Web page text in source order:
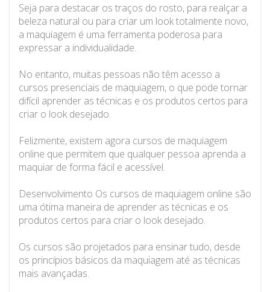
Seja para destacar os traços do rosto, para realçar a
beleza natural ou para criar um look totalmente novo,
a maquiagem é uma ferramenta poderosa para
expressar a individualidade.
No entanto, muitas pessoas não têm acesso a
cursos presenciais de maquiagem, o que pode tornar
difícil aprender as técnicas e os produtos certos para
criar o look desejado.
Felizmente, existem agora cursos de maquiagem
online que permitem que qualquer pessoa aprenda a
maquiar de forma fácil e acessível.
Desenvolvimento Os cursos de maquiagem online são
uma ótima maneira de aprender as técnicas e os
produtos certos para criar o look desejado.
Os cursos são projetados para ensinar tudo, desde
os princípios básicos da maquiagem até as técnicas
mais avançadas.